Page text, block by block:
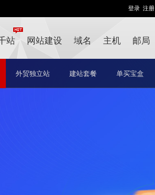
登录 注册
站 网站建设 域名 主机 邮局
单买宝盒
建站套餐
外贸独立站